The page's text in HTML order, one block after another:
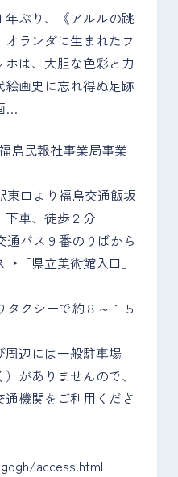
年ぶり、《アルルの跳
ランダに生まれたフ
は、大胆な色彩と力
画史に忘れ得ぬ足跡
…
島民報社事業局事業
口より福島交通飯坂
車、徒歩２分
バス９番のりばから
「県立美術館入口」
クシーで約８～１５
辺には一般駐車場
がありませんので、
機関をご利用くださ
access.html